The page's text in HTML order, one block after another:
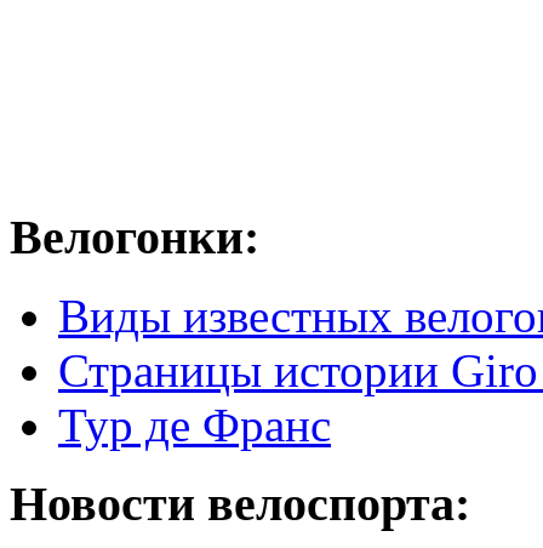
Велогонки:
Виды известных
Страницы истории
Тур де Франс
Новости велоспорта: